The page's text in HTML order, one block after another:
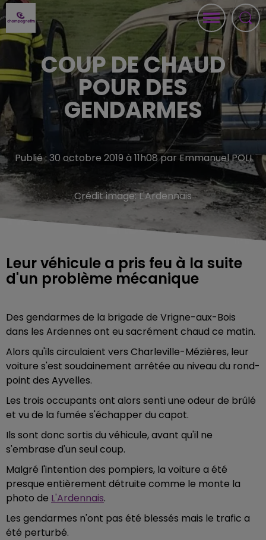
COUP DE CHAUD
POUR DES
GENDARMES
Publié : 30 octobre 2019 à 11h08 par Emmanuel POLI
Crédit image:L'Ardennais
Leur véhicule a pris feu à la suite
d'un problème mécanique
Des gendarmes de la brigade de Vrigne-aux-Bois
dans les Ardennes ont eu sacrément chaud ce matin.
Alors qu'ils circulaient vers Charleville-Mézières, leur
voiture s'est soudainement arrêtée au niveau du rond-
point des Ayvelles.
Les trois occupants ont alors senti une odeur de brûlé
et vu de la fumée s'échapper du capot.
Ils sont donc sortis du véhicule, avant qu'il ne
s'embrase d'un seul coup.
Malgré l'intention des pompiers, la voiture a été
presque entièrement détruite comme le monte la
photo de L'Ardennais.
Les gendarmes n'ont pas été blessés mais le trafic a
été perturbé.